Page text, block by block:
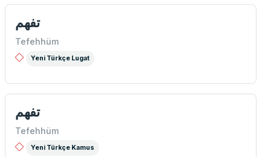
تفهم
Tefehhüm
Yeni Türkçe Lugat
تفهم
Tefehhüm
Yeni Türkçe Kamus